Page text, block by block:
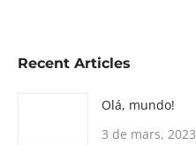
Recent Articles
Olá, mundo!
3 de mars, 2023